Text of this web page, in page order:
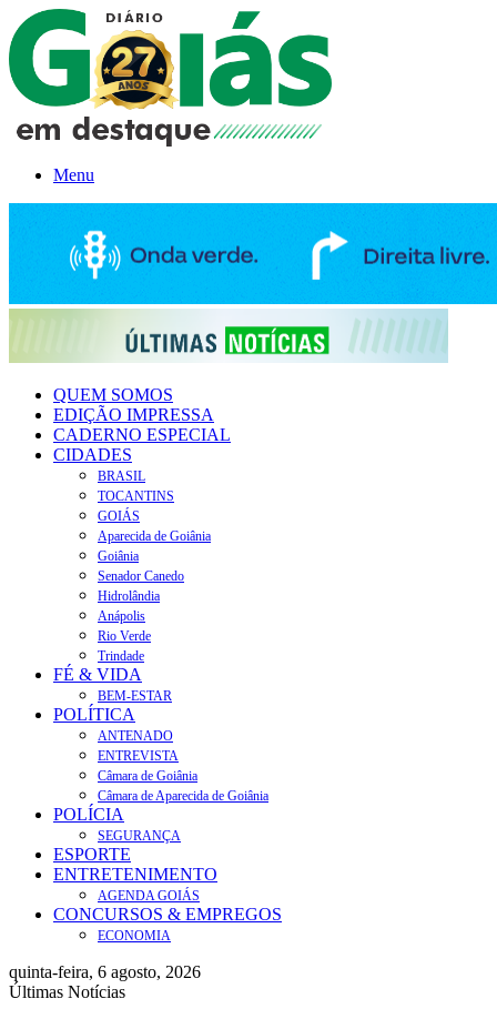
Menu
QUEM SOMOS
EDIÇÃO IMPRESSA
CADERNO ESPECIAL
CIDADES
BRASIL
TOCANTINS
GOIÁS
Aparecida de Goiânia
Goiânia
Senador Canedo
Hidrolândia
Anápolis
Rio Verde
Trindade
FÉ & VIDA
BEM-ESTAR
POLÍTICA
ANTENADO
ENTREVISTA
Câmara de Goiânia
Câmara de Aparecida de Goiânia
POLÍCIA
SEGURANÇA
ESPORTE
ENTRETENIMENTO
AGENDA GOIÁS
CONCURSOS & EMPREGOS
ECONOMIA
quinta-feira, 6 agosto, 2026
Últimas Notícias